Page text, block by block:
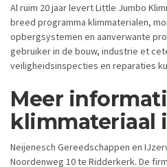
Al ruim 20 jaar levert Little Jumbo
breed programma klimmaterialen,
opbergsystemen en aanverwante
gebruiker in de bouw, industrie et
veiligheidsinspecties en reparaties
Meer
klimmateriaal
Neijenesch Gereedschappen en
Noordenweg 10 te Ridderkerk. De